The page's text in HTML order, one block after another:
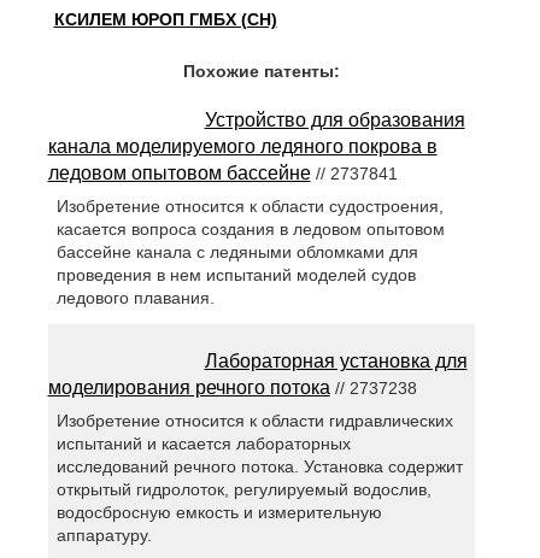
КСИЛЕМ ЮРОП ГМБХ (CH)
Похожие патенты:
Устройство для образования
канала моделируемого ледяного покрова в
ледовом опытовом бассейне// 2737841
Изобретение относится к области судостроения,
касается вопроса создания в ледовом опытовом
бассейне канала с ледяными обломками для
проведения в нем испытаний моделей судов
ледового плавания.
Лабораторная установка для
моделирования речного потока // 2737238
Изобретение относится к области гидравлических
испытаний и касается лабораторных
исследований речного потока. Установка содержит
открытый гидролоток, регулируемый водослив,
водосбросную емкость и измерительную
аппаратуру.